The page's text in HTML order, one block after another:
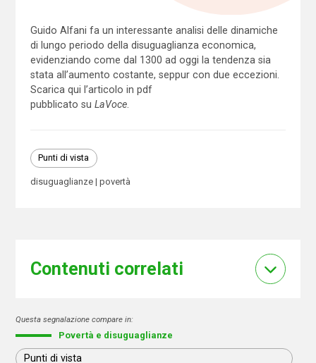
Guido Alfani fa un interessante analisi delle dinamiche
di lungo periodo della disuguaglianza economica,
evidenziando come dal 1300 ad oggi la tendenza sia
stata all’aumento costante, seppur con due eccezioni.
Scarica qui l’articolo in pdf
pubblicato su LaVoce.
Punti di vista
disuguaglianze povertà
Contenuti correlati
Questa segnalazione compare in:
Povertà e disuguaglianze
Punti di vista